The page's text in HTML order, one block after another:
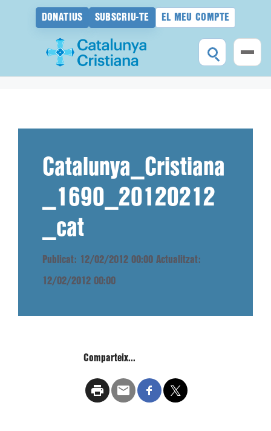
DONATIUS SUBSCRIU-TE EL MEU COMPTE
Catalunya_Cristiana
_1690_20120212
_cat
Publicat: 12/02/2012 00:00 Actualitzat:
12/02/2012 00:00
Comparteix...